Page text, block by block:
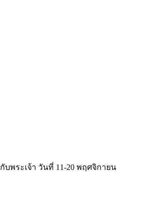
บพระเจ้า วันที่ 11-20 พฤศจิกายน